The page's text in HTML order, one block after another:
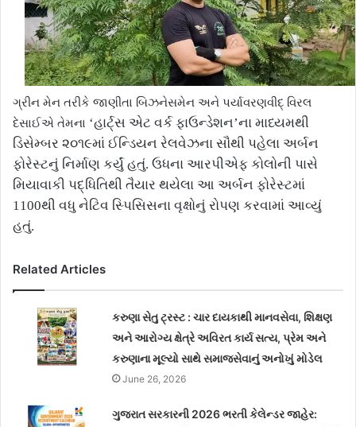
ગ્રીન મેન તરીકે જાણીતા બિઝનેસમેન અને પર્યાવરણવીદ્ વિરલ
દેસાઈએ તેમના ‘હાર્ટ્સ એટ વર્ક ફાઉન્ડેશન’ના માધ્યમથી
ડિસેમ્બર ૨૦૧૯માં ઈન્ડિયન રેલવેઝના સૌથી પહેલા અર્બન
ફોરેસ્ટનું નિર્માણ કર્યું હતું. ઉધના આરપીએફ કોલોની પાસે
મિયાવાકી પદ્ધિતિથી તૈયાર થયેલા આ અર્બન ફોરેસ્ટમાં
1100થી વધુ નેટિવ સ્પિસિસના વૃક્ષોનું રોપણ કરવામાં આવ્યું
હતું.
Related Articles
કરુણા સેતુ ટ્રસ્ટ : ચાર દાયકાથી માનવસેવા, શિક્ષણ
અને આરોગ્ય ક્ષેત્રે અવિરત કાર્ય સત્ય, પ્રેમ અને
કરુણાના મૂલ્યો સાથે સમાજસેવાનું અનોખું મોડેલ
June 26, 2026
ગુજરાત સરકારની 2026 ભરતી કેલેન્ડર જાહેર: